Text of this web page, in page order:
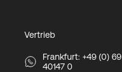
Vertrieb
Frankfurt: +49 (0) 69
40147 0